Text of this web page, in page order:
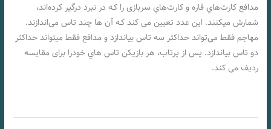
مدافع کارت‌هاي‌ قاره و کارت‌هاي‌ سربازی را کـه در نبرد درگیر کرده‌اند،
شمارش میکنند. این عدد تعیین می کند کـه آن ها چند تاس می‌اندازند.
مهاجم فقط می‌تواند حداکثر سه تاس بیاندازد و مدافع فقط میتواند حداکثر
دو تاس بیاندازد. پس از پرتاب، هر بازیکن تاس هاي‌ خودرا برای مقایسه
ردیف می کند.